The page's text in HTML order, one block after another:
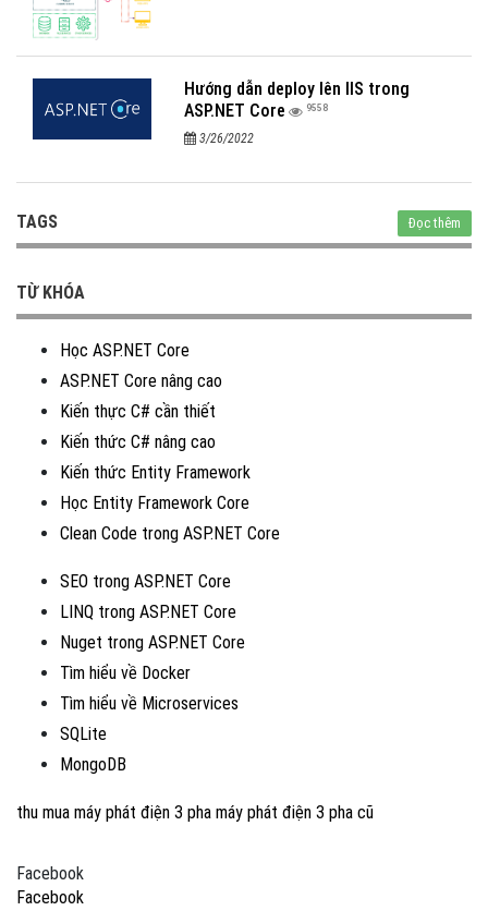
Hướng dẫn deploy lên IIS trong
ASP.NET Core
9558
3/26/2022
TAGS Đọc thêm
TỪ KHÓA
Học ASP.NET Core
ASP.NET Core nâng cao
Kiến thực C# cần thiết
Kiến thức C# nâng cao
Kiến thức Entity Framework
Học Entity Framework Core
Clean Code trong ASP.NET Core
SEO trong ASP.NET Core
LINQ trong ASP.NET Core
Nuget trong ASP.NET Core
Tìm hiểu về Docker
Tìm hiểu về Microservices
SQLite
MongoDB
thu mua máy phát điện 3 pha máy phát điện 3 pha cũ
Facebook
Facebook